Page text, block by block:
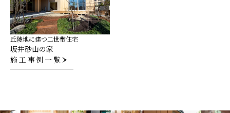
施工事例一覧
丘陵地に建つ二世帯住宅
坂井砂山の家